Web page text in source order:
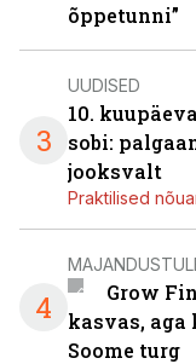
õppetunni”
3
UUDISED
10.
sobi:
jooksvalt
Praktilised
4
Grow
kasvas, aga
Soome turg